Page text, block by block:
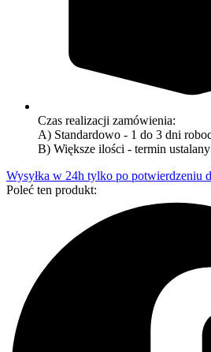
Czas realizacji zamówienia:
A) Standardowo - 1 do 3 dni
B) Większe ilości - termin
Wysyłka w 24h tylko po potwierdzeniu
Poleć ten produkt: